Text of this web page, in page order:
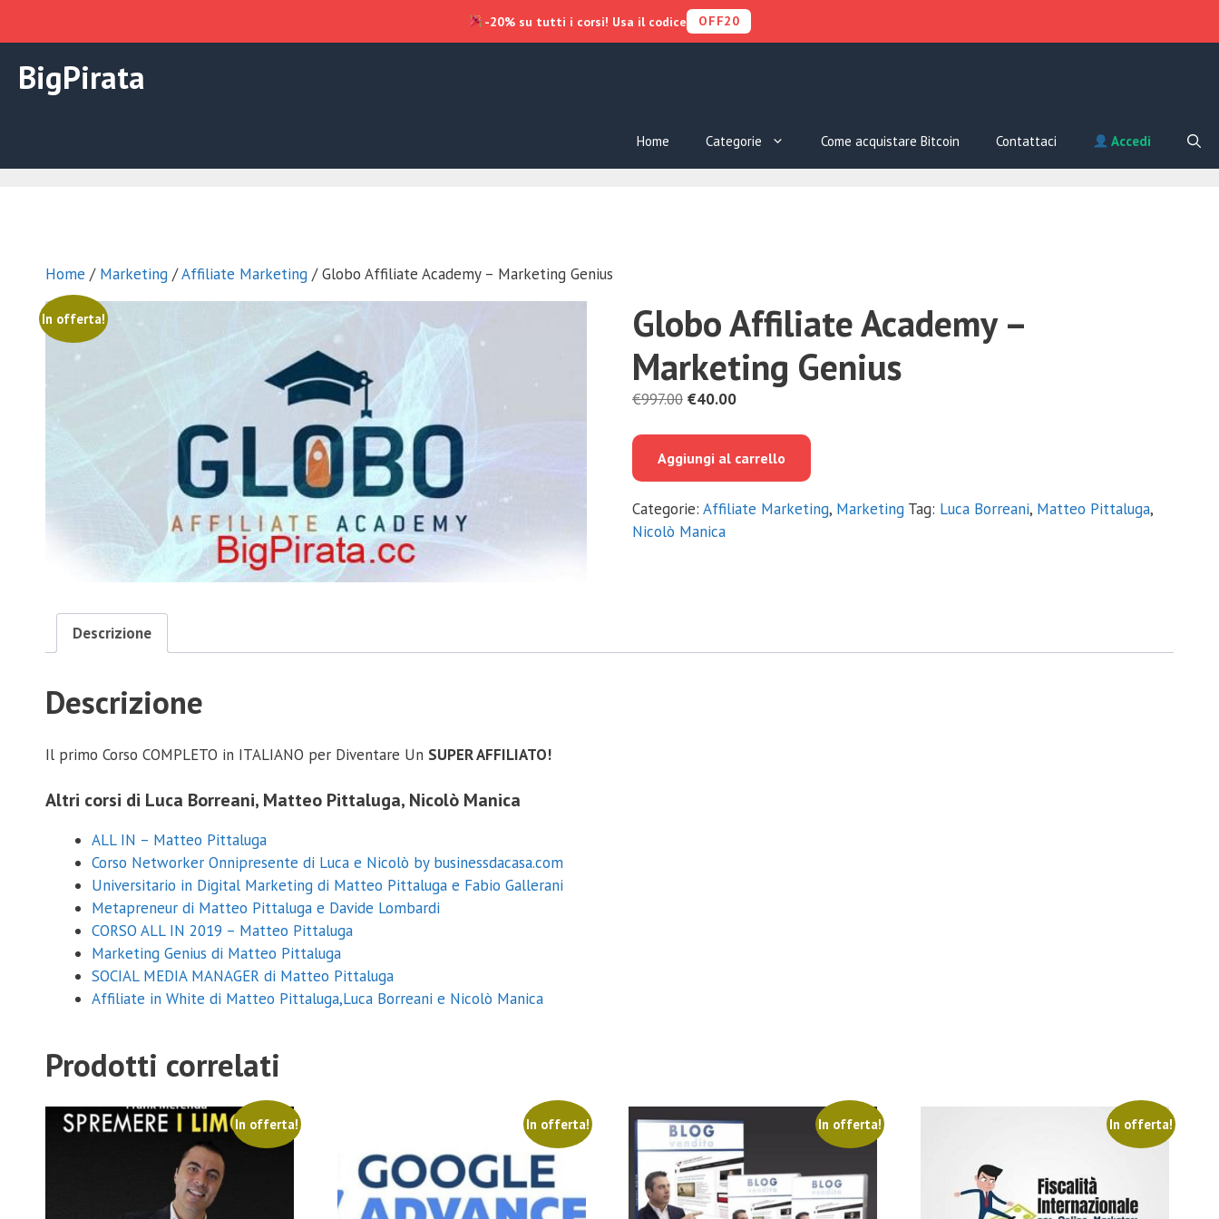
contenuto
BigPirata
Home Categorie Come acquistare Bitcoin Contattaci Accedi
Home / Marketing /Affiliate Marketing / Globo Affiliate Academy – Marketing Genius
In offerta!
Globo Affiliate Academy –
Marketing Genius
€997.00 Il
era:
€40.00Il
è:
Aggiungi al carrello
Categorie: Affiliate Marketing, Marketing Tag: Luca Borreani, Matteo Pittaluga,
Nicolò Manica
Descrizione
Descrizione
Il primo Corso COMPLETO in ITALIANO per Diventare Un SUPER AFFILIATO!
Altri corsi di Luca Borreani, Matteo Pittaluga, Nicolò Manica
ALL IN – Matteo Pittaluga
Corso Networker Onnipresente di Luca e Nicolò by businessdacasa.com
Universitario in Digital Marketing di Matteo Pittaluga e Fabio Gallerani
Metapreneur di Matteo Pittaluga e Davide Lombardi
CORSO ALL IN 2019 – Matteo Pittaluga
Marketing Genius di Matteo Pittaluga
SOCIAL MEDIA MANAGER di Matteo Pittaluga
Affiliate in White di Matteo Pittaluga,Luca Borreani e Nicolò Manica
Prodotti correlati
In offerta! In offerta! In offerta! In offerta!
-20% su tutti i corsi! Usa il codice OFF20